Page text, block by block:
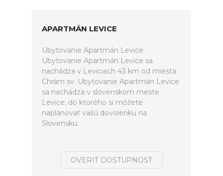
APARTMÁN LEVICE
Ubytovanie Apartmán Levice.
Ubytovanie Apartmán Levice sa
nachádza v Leviciach 43 km od miesta
Chrám sv. Ubytovanie Apartmán Levice
sa nachádza v slovenskom meste
Levice, do ktorého si môžete
naplánovať vašú dovolenku na
Slovensku.
OVERIŤ DOSTUPNOSŤ